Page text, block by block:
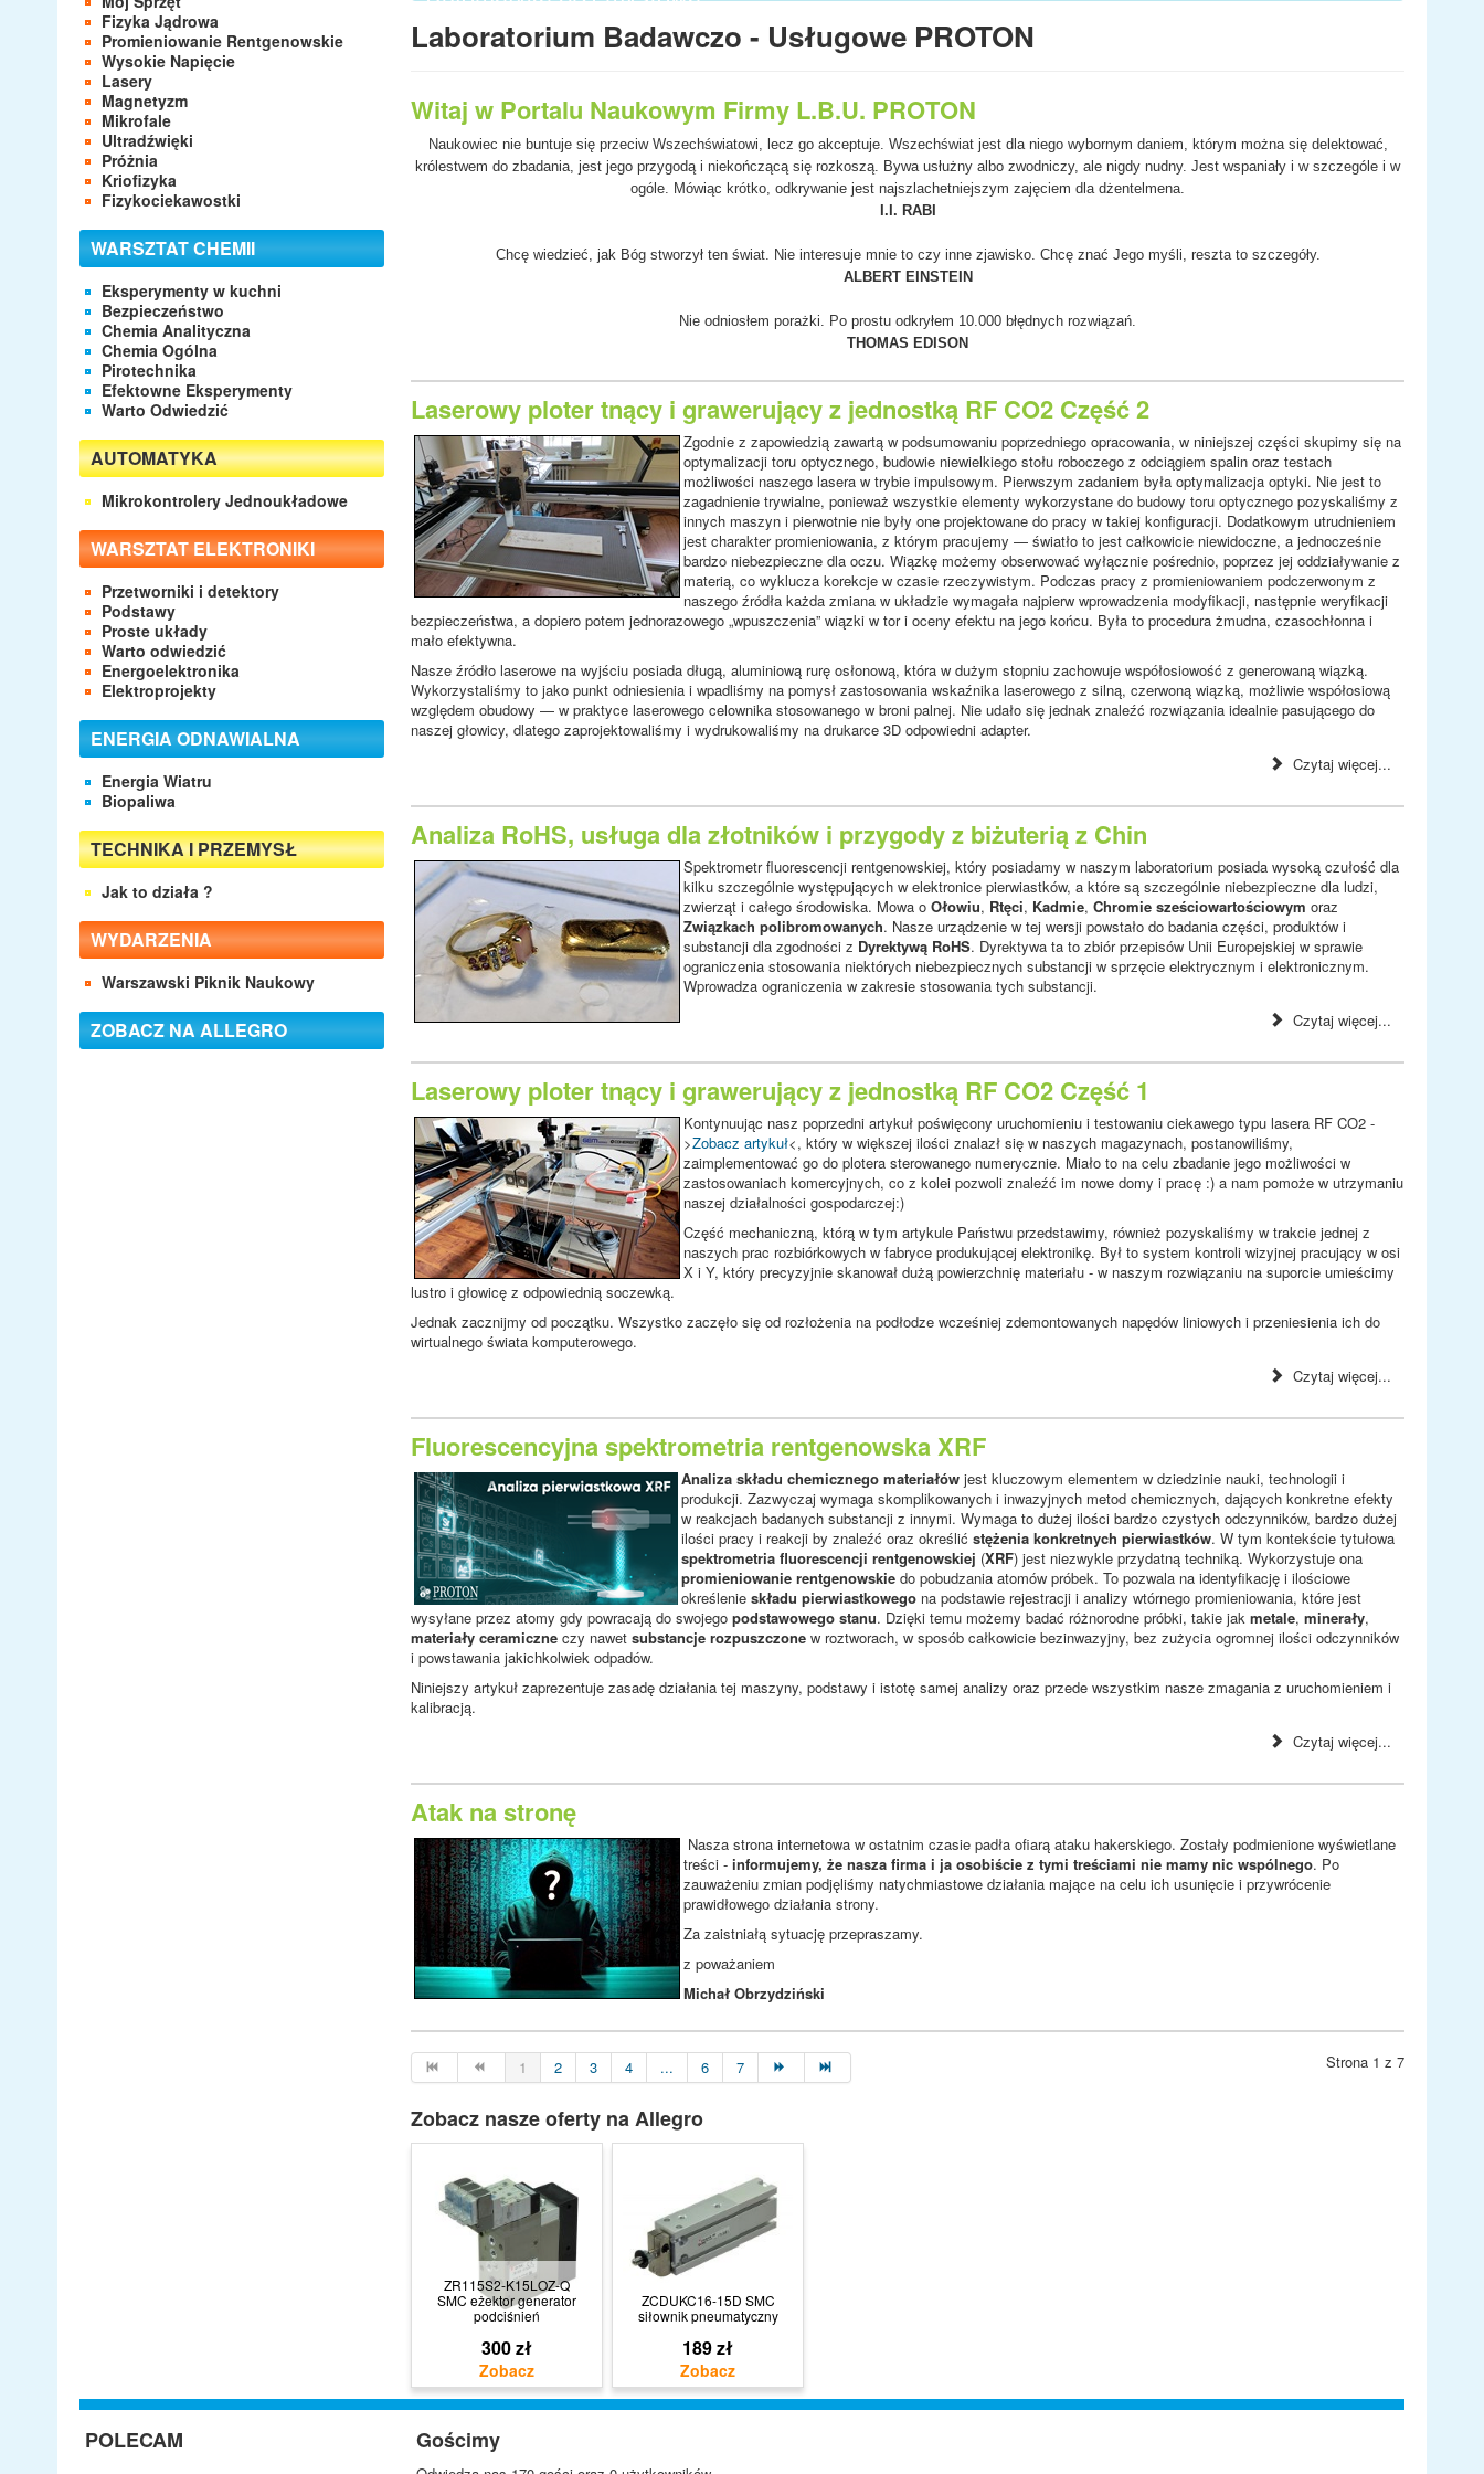
Fizyka Jądrowa
Promieniowanie Rentgenowskie
Wysokie Napięcie
Lasery
Magnetyzm
Mikrofale
Ultradźwięki
Próżnia
Kriofizyka
Fizykociekawostki
WARSZTAT CHEMII
Eksperymenty w kuchni
Bezpieczeństwo
Chemia Analityczna
Chemia Ogólna
Pirotechnika
Efektowne Eksperymenty
Warto Odwiedzić
AUTOMATYKA
Mikrokontrolery Jednoukładowe
WARSZTAT ELEKTRONIKI
Przetworniki i detektory
Podstawy
Proste układy
Warto odwiedzić
Energoelektronika
Elektroprojekty
ENERGIA ODNAWIALNA
Energia Wiatru
Biopaliwa
TECHNIKA I PRZEMYSŁ
Jak to działa ?
WYDARZENIA
Warszawski Piknik Naukowy
ZOBACZ NA ALLEGRO
- Laboratorium,
- Elementy budowy maszyn i wiele innych.
Laboratorium Badawczo - Usługowe PROTON
Witaj w Portalu Naukowym Firmy L.B.U. PROTON
Naukowiec nie buntuje się przeciw Wszechświatowi, lecz go akceptuje. Wszechświat jest dla niego wybornym daniem, którym można się delektować,
królestwem do zbadania, jest jego przygodą i niekończącą się rozkoszą. Bywa usłużny albo zwodniczy, ale nigdy nudny. Jest wspaniały i w szczególe i w
ogóle. Mówiąc krótko, odkrywanie jest najszlachetniejszym zajęciem dla dżentelmena.
I.I. RABI
Chcę wiedzieć, jak Bóg stworzył ten świat. Nie interesuje mnie to czy inne zjawisko. Chcę znać Jego myśli, reszta to szczegóły.
ALBERT EINSTEIN
Nie odniosłem porażki. Po prostu odkryłem 10.000 błędnych rozwiązań.
THOMAS EDISON
Laserowy ploter tnący i grawerujący z jednostką RF CO2 Część 2
Zgodnie z zapowiedzią zawartą w podsumowaniu poprzedniego opracowania, w niniejszej części skupimy się na
optymalizacji toru optycznego, budowie niewielkiego stołu roboczego z odciągiem spalin oraz testach
możliwości naszego lasera w trybie impulsowym. Pierwszym zadaniem była optymalizacja optyki. Nie jest to
zagadnienie trywialne, ponieważ wszystkie elementy wykorzystane do budowy toru optycznego pozyskaliśmy z
innych maszyn i pierwotnie nie były one projektowane do pracy w takiej konfiguracji. Dodatkowym utrudnieniem
jest charakter promieniowania, z którym pracujemy — światło to jest całkowicie niewidoczne, a jednocześnie
bardzo niebezpieczne dla oczu. Wiązkę możemy obserwować wyłącznie pośrednio, poprzez jej oddziaływanie z
materią, co wyklucza korekcje w czasie rzeczywistym. Podczas pracy z promieniowaniem podczerwonym z
naszego źródła każda zmiana w układzie wymagała najpierw wprowadzenia modyfikacji, następnie weryfikacji
bezpieczeństwa, a dopiero potem jednorazowego „wpuszczenia” wiązki w tor i oceny efektu na jego końcu. Była to procedura żmudna, czasochłonna i
mało efektywna.
Nasze źródło laserowe na wyjściu posiada długą, aluminiową rurę osłonową, która w dużym stopniu zachowuje współosiowość z generowaną wiązką.
Wykorzystaliśmy to jako punkt odniesienia i wpadliśmy na pomysł zastosowania wskaźnika laserowego z silną, czerwoną wiązką, możliwie współosiową
względem obudowy — w praktyce laserowego celownika stosowanego w broni palnej. Nie udało się jednak znaleźć rozwiązania idealnie pasującego do
naszej głowicy, dlatego zaprojektowaliśmy i wydrukowaliśmy na drukarce 3D odpowiedni adapter.
Czytaj więcej...
Analiza RoHS, usługa dla złotników i przygody z biżuterią z Chin
Spektrometr fluorescencji rentgenowskiej, który posiadamy w naszym laboratorium posiada wysoką czułość dla
kilku szczególnie występujących w elektronice pierwiastków, a które są szczególnie niebezpieczne dla ludzi,
zwierząt i całego środowiska. Mowa o Ołowiu, Rtęci, Kadmie, Chromie sześciowartościowym oraz
Związkach polibromowanych. Nasze urządzenie w tej wersji powstało do badania części, produktów i
substancji dla zgodności z Dyrektywą RoHS. Dyrektywa ta to zbiór przepisów Unii Europejskiej w sprawie
ograniczenia stosowania niektórych niebezpiecznych substancji w sprzęcie elektrycznym i elektronicznym.
Wprowadza ograniczenia w zakresie stosowania tych substancji.
Czytaj więcej...
Laserowy ploter tnący i grawerujący z jednostką RF CO2 Część 1
Kontynuując nasz poprzedni artykuł poświęcony uruchomieniu i testowaniu ciekawego typu lasera RF CO2 -
>Zobacz artykuł<, który w większej ilości znalazł się w naszych magazynach, postanowiliśmy,
zaimplementować go do plotera sterowanego numerycznie. Miało to na celu zbadanie jego możliwości w
zastosowaniach komercyjnych, co z kolei pozwoli znaleźć im nowe domy i pracę :) a nam pomoże w utrzymaniu
naszej działalności gospodarczej:)
Część mechaniczną, którą w tym artykule Państwu przedstawimy, również pozyskaliśmy w trakcie jednej z
naszych prac rozbiórkowych w fabryce produkującej elektronikę. Był to system kontroli wizyjnej pracujący w osi
X i Y, który precyzyjnie skanował dużą powierzchnię materiału - w naszym rozwiązaniu na suporcie umieścimy
lustro i głowicę z odpowiednią soczewką.
Jednak zacznijmy od początku. Wszystko zaczęło się od rozłożenia na podłodze wcześniej zdemontowanych napędów liniowych i przeniesienia ich do
wirtualnego świata komputerowego.
Czytaj więcej...
Fluorescencyjna spektrometria rentgenowska XRF
Analiza składu chemicznego materiałów jest kluczowym elementem w dziedzinie nauki, technologii i
produkcji. Zazwyczaj wymaga skomplikowanych i inwazyjnych metod chemicznych, dających konkretne efekty
w reakcjach badanych substancji z innymi. Wymaga to dużej ilości bardzo czystych odczynników, bardzo dużej
ilości pracy i reakcji by znaleźć oraz określić stężenia konkretnych pierwiastków. W tym kontekście tytułowa
spektrometria fluorescencji rentgenowskiej (XRF) jest niezwykle przydatną techniką. Wykorzystuje ona
promieniowanie rentgenowskie do pobudzania atomów próbek. To pozwala na identyfikację i ilościowe
określenie składu pierwiastkowego na podstawie rejestracji i analizy wtórnego promieniowania, które jest
wysyłane przez atomy gdy powracają do swojego podstawowego stanu. Dzięki temu możemy badać różnorodne próbki, takie jak metale, minerały,
materiały ceramiczne czy nawet substancje rozpuszczone w roztworach, w sposób całkowicie bezinwazyjny, bez zużycia ogromnej ilości odczynników
i powstawania jakichkolwiek odpadów.
Niniejszy artykuł zaprezentuje zasadę działania tej maszyny, podstawy i istotę samej analizy oraz przede wszystkim nasze zmagania z uruchomieniem i
kalibracją.
Czytaj więcej...
Atak na stronę
Nasza strona internetowa w ostatnim czasie padła ofiarą ataku hakerskiego. Zostały podmienione wyświetlane
treści - informujemy, że nasza firma i ja osobiście z tymi treściami nie mamy nic wspólnego. Po
zauważeniu zmian podjęliśmy natychmiastowe działania mające na celu ich usunięcie i przywrócenie
prawidłowego działania strony.
Za zaistniałą sytuację przepraszamy.
z poważaniem
Michał Obrzydziński
Strona 1 z 7
1 2 3 4 ... 6 7
Zobacz nasze oferty na Allegro
ZR115S2-K15LOZ-Q
SMC eżektor generator
podciśnień
300 zł
ZCDUKC16-15D SMC
siłownik pneumatyczny
189 zł
POLECAM Gościmy